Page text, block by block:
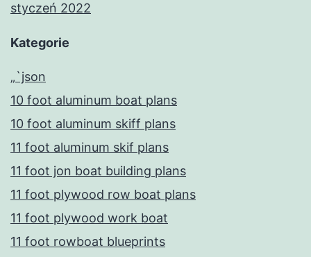
styczeń 2022
Kategorie
„`json
10 foot aluminum boat plans
10 foot aluminum skiff plans
11 foot aluminum skif plans
11 foot jon boat building plans
11 foot plywood row boat plans
11 foot plywood work boat
11 foot rowboat blueprints